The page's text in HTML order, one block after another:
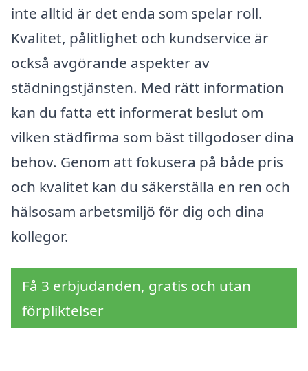
inte alltid är det enda som spelar roll.
Kvalitet, pålitlighet och kundservice är
också avgörande aspekter av
städningstjänsten. Med rätt information
kan du fatta ett informerat beslut om
vilken städfirma som bäst tillgodoser dina
behov. Genom att fokusera på både pris
och kvalitet kan du säkerställa en ren och
hälsosam arbetsmiljö för dig och dina
kollegor.
Få 3 erbjudanden, gratis och utan
förpliktelser